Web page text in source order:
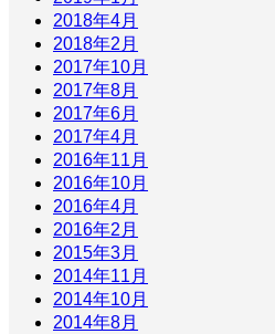
2018年4月
2018年2月
2017年10月
2017年8月
2017年6月
2017年4月
2016年11月
2016年10月
2016年4月
2016年2月
2015年3月
2014年11月
2014年10月
2014年8月